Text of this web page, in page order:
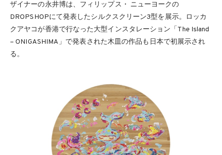
ザイナーの永井博は、フィリップス・ ニューヨークの
DROPSHOPにて発表したシルクスクリーン3型を展示。ロッカ
クアヤコが香港で行なった大型インスタレーション「The Island
– ONIGASHIMA」で発表された木皿の作品も日本で初展示され
る。